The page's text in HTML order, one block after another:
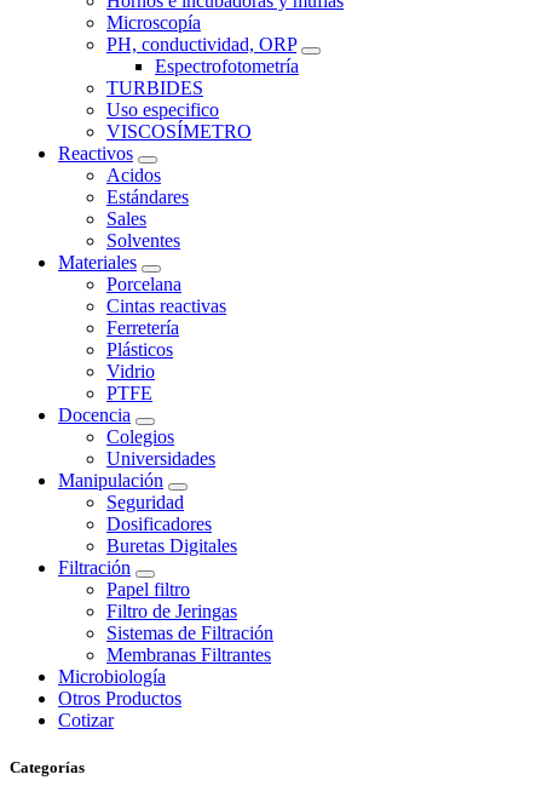
Microscopía
PH, conductividad, ORP
Espectrofotometría
TURBIDES
Uso especifico
VISCOSÍMETRO
Reactivos
Acidos
Estándares
Sales
Solventes
Materiales
Porcelana
Cintas reactivas
Ferretería
Plásticos
Vidrio
PTFE
Docencia
Colegios
Universidades
Manipulación
Seguridad
Dosificadores
Buretas Digitales
Filtración
Papel filtro
Filtro de Jeringas
Sistemas de Filtración
Membranas Filtrantes
Microbiología
Otros Productos
Cotizar
Categorías